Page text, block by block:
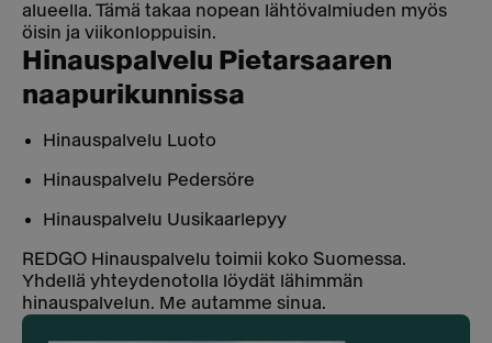
alueella. Tämä takaa nopean lähtövalmiuden myös
öisin ja viikonloppuisin.
Hinauspalvelu Pietarsaaren
naapurikunnissa
Hinauspalvelu Luoto
Hinauspalvelu Pedersöre
Hinauspalvelu Uusikaarlepyy
REDGO Hinauspalvelu toimii koko Suomessa.
Yhdellä yhteydenotolla löydät lähimmän
hinauspalvelun. Me autamme sinua.